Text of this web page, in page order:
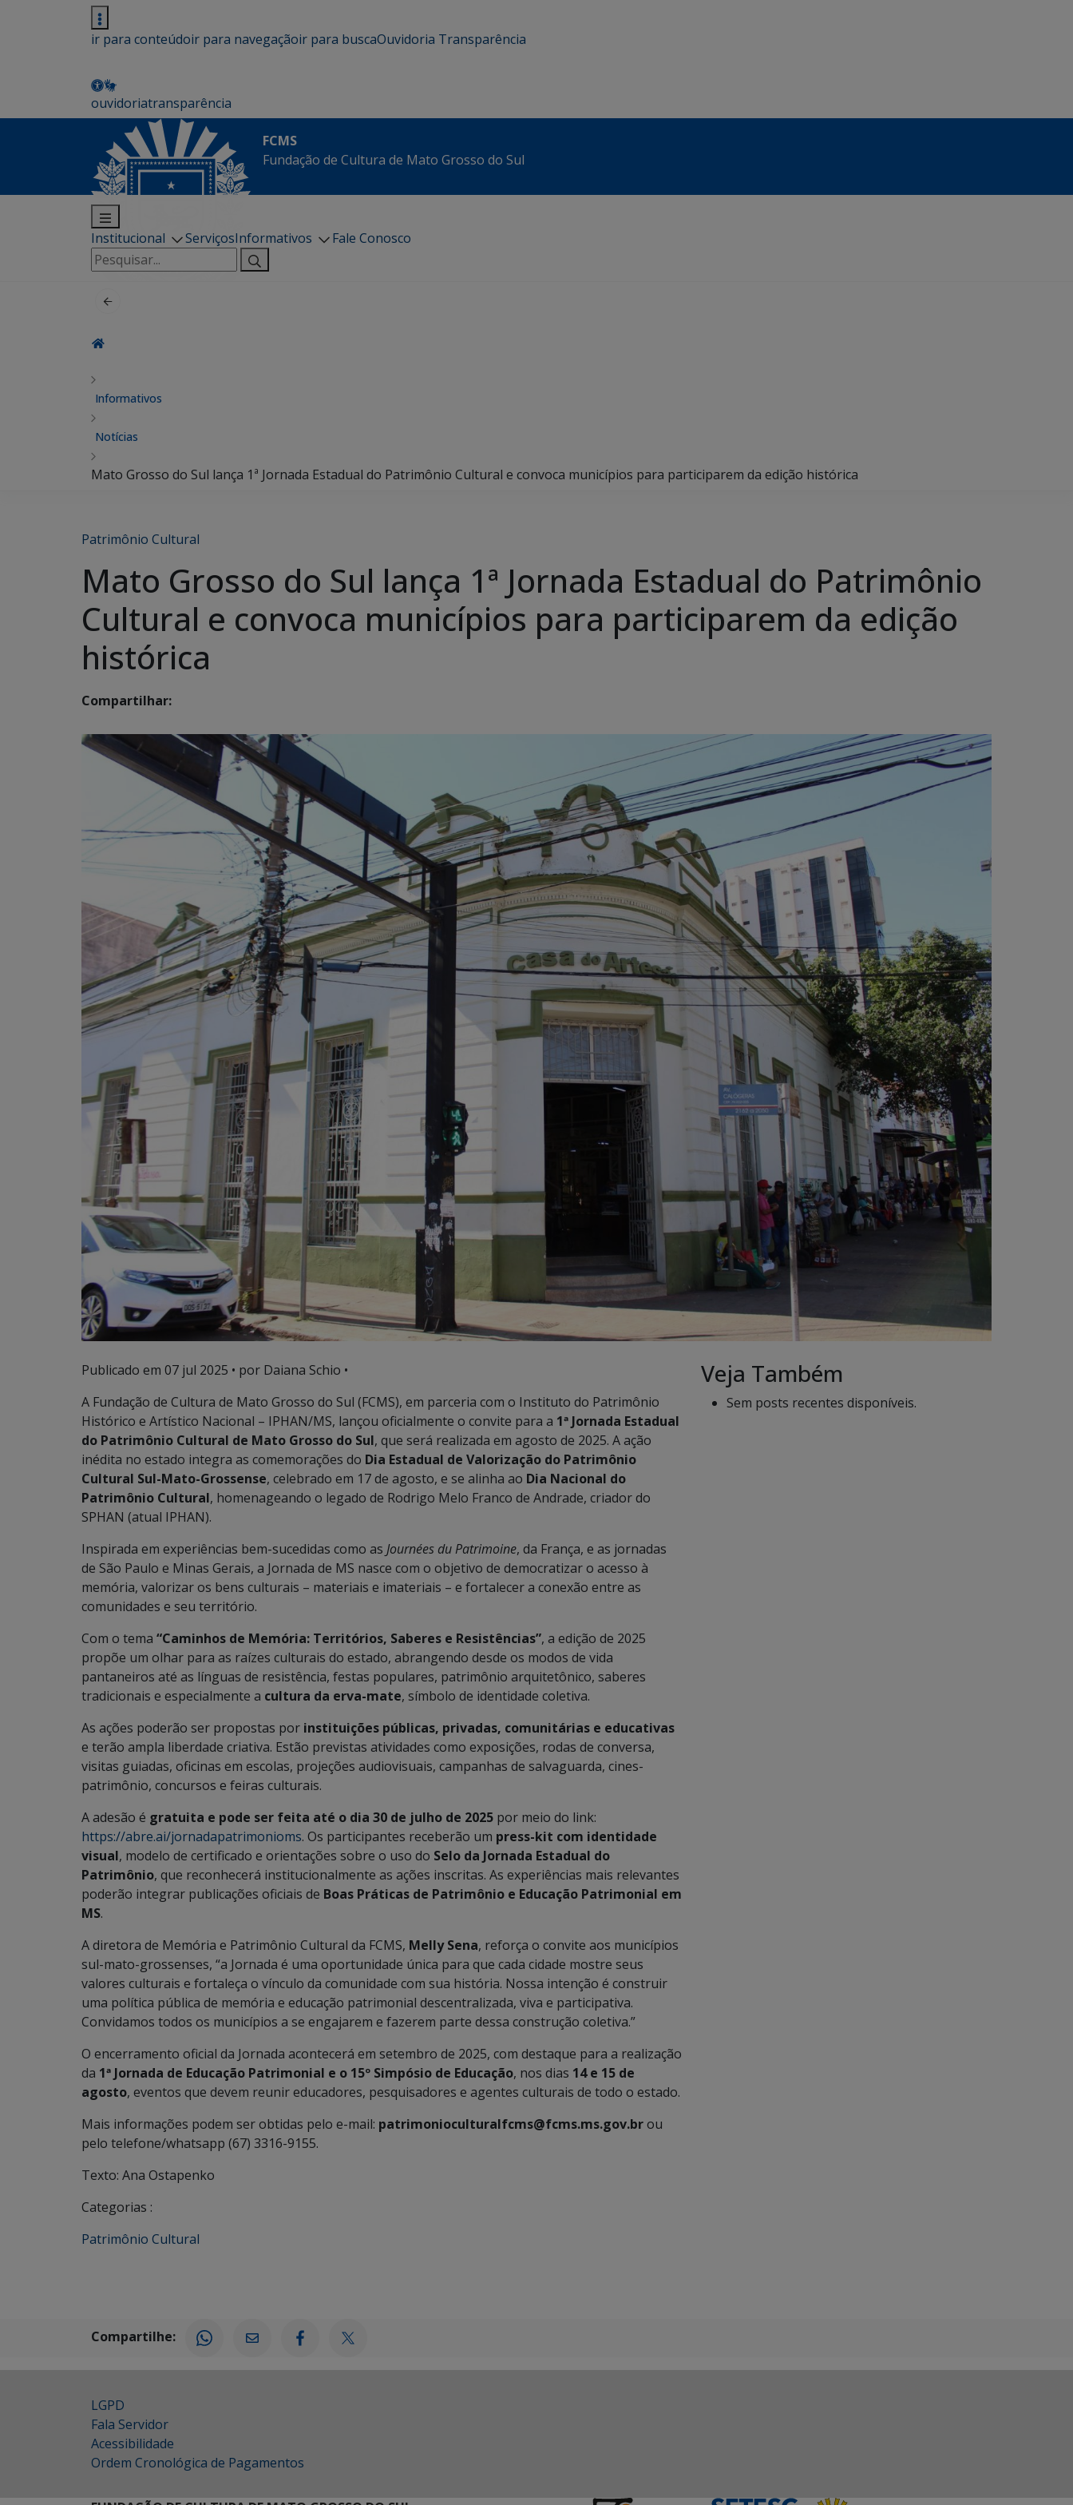
ir para conteúdoir para navegaçãoir para buscaOuvidoria Transparência
ouvidoriatransparência
FCMS
Fundação de Cultura de Mato Grosso do Sul
Institucional ServiçosInformativos
Fale Conosco
Pesquisar
por:
Informativos
Notícias
Mato Grosso do Sul lança 1ª Jornada Estadual do Patrimônio Cultural e convoca municípios para participarem da edição histórica
Patrimônio Cultural
Mato Grosso do Sul lança 1ª Jornada Estadual do Patrimônio
Cultural e convoca municípios para participarem da edição
histórica
Compartilhar:
Publicado em 07 jul 2025 • por Daiana Schio •
A Fundação de Cultura de Mato Grosso do Sul (FCMS), em parceria com o Instituto do Patrimônio
Histórico e Artístico Nacional – IPHAN/MS, lançou oficialmente o convite para a 1ª Jornada Estadual
do Patrimônio Cultural de Mato Grosso do Sul, que será realizada em agosto de 2025. A ação
inédita no estado integra as comemorações do Dia Estadual de Valorização do Patrimônio
Cultural Sul-Mato-Grossense, celebrado em 17 de agosto, e se alinha ao Dia Nacional do
Patrimônio Cultural, homenageando o legado de Rodrigo Melo Franco de Andrade, criador do
SPHAN (atual IPHAN).
Inspirada em experiências bem-sucedidas como as Journées du Patrimoine, da França, e as jornadas
de São Paulo e Minas Gerais, a Jornada de MS nasce com o objetivo de democratizar o acesso à
memória, valorizar os bens culturais – materiais e imateriais – e fortalecer a conexão entre as
comunidades e seu território.
Com o tema “Caminhos de Memória: Territórios, Saberes e Resistências”, a edição de 2025
propõe um olhar para as raízes culturais do estado, abrangendo desde os modos de vida
pantaneiros até as línguas de resistência, festas populares, patrimônio arquitetônico, saberes
tradicionais e especialmente a cultura da erva-mate, símbolo de identidade coletiva.
As ações poderão ser propostas por instituições públicas, privadas, comunitárias e educativas
e terão ampla liberdade criativa. Estão previstas atividades como exposições, rodas de conversa,
visitas guiadas, oficinas em escolas, projeções audiovisuais, campanhas de salvaguarda, cines-
patrimônio, concursos e feiras culturais.
A adesão é gratuita e pode ser feita até o dia 30 de julho de 2025 por meio do link:
https://abre.ai/jornadapatrimonioms. Os participantes receberão um press-kit com identidade
visual, modelo de certificado e orientações sobre o uso do Selo da Jornada Estadual do
Patrimônio, que reconhecerá institucionalmente as ações inscritas. As experiências mais relevantes
poderão integrar publicações oficiais de Boas Práticas de Patrimônio e Educação Patrimonial em
MS.
A diretora de Memória e Patrimônio Cultural da FCMS, Melly Sena, reforça o convite aos municípios
sul-mato-grossenses, “a Jornada é uma oportunidade única para que cada cidade mostre seus
valores culturais e fortaleça o vínculo da comunidade com sua história. Nossa intenção é construir
uma política pública de memória e educação patrimonial descentralizada, viva e participativa.
Convidamos todos os municípios a se engajarem e fazerem parte dessa construção coletiva.”
O encerramento oficial da Jornada acontecerá em setembro de 2025, com destaque para a realização
da 1ª Jornada de Educação Patrimonial e o 15º Simpósio de Educação, nos dias 14 e 15 de
agosto, eventos que devem reunir educadores, pesquisadores e agentes culturais de todo o estado.
Mais informações podem ser obtidas pelo e-mail: patrimonioculturalfcms@fcms.ms.gov.brou
pelo telefone/whatsapp (67) 3316-9155.
Texto: Ana Ostapenko
Categorias :
Patrimônio Cultural
Veja Também
Sem posts recentes disponíveis.
Compartilhe:
LGPD
Fala Servidor
Acessibilidade
Ordem Cronológica de Pagamentos